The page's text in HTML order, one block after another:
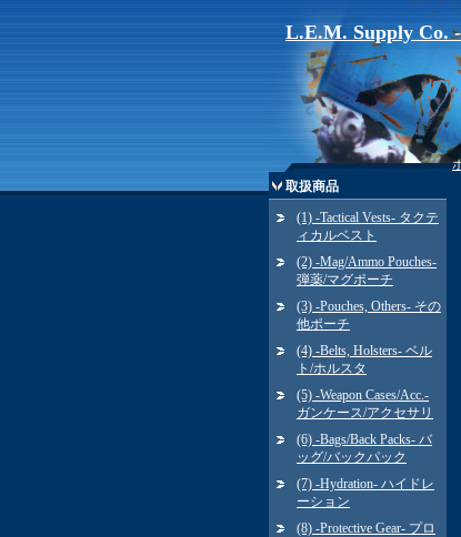
L.E.M. Supply Co.
取扱商品
(1) -Tactical Vests- タクテ
ィカルベスト
(2) -Mag/Ammo Pouches-
弾薬/マグポーチ
(3) -Pouches, Others- その
他ポーチ
(4) -Belts, Holsters- ベル
ト/ホルスタ
(5) -Weapon Cases/Acc.-
ガンケース/アクセサリ
(6) -Bags/Back Packs- バ
ッグ/バックパック
(7) -Hydration- ハイドレ
ーション
(8) -Protective Gear- プロ